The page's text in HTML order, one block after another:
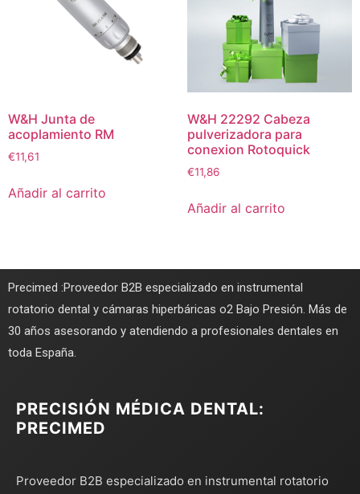
W&H Junta de
acoplamiento RM
€11,61
Añadir al carrito
W&H 22292 Cabeza
pulverizadora para
conexion Rotoquick
€11,86
Añadir al carrito
Precimed :Proveedor B2B especializado en instrumental
rotatorio dental y cámaras hiperbáricas o2 Bajo Presión. Más de
30 años asesorando y atendiendo a profesionales dentales en
toda España.
PRECISIÓN MÉDICA DENTAL:
PRECIMED
Proveedor B2B especializado en instrumental rotatorio